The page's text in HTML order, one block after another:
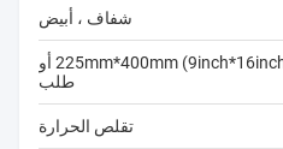
شفاف ، أبيض
225mm*400mm (9inch*16inch) أو
طلب
تقلص الحرارة